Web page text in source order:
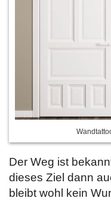
Der Weg ist
dieses Ziel dann
bleibt wohl kein